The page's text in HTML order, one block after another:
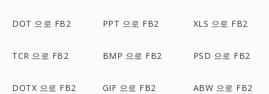
DOT 으로 FB2 PPT 으로 FB2 XLS 으로 FB2
TCR 으로 FB2 BMP 으로 FB2 PSD 으로 FB2
DOTX 으로 FB2 GIF 으로 FB2 ABW 으로 FB2